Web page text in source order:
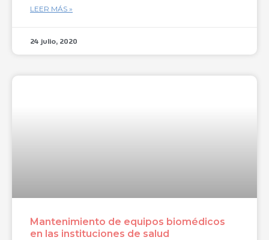
LEER MÁS »
24 julio, 2020
Mantenimiento de equipos biomédicos
en las instituciones de salud